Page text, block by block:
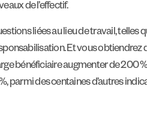
de l’effectif.
liées au lieu de travail, telles
Et vous
bénéficiaire augmenter de 200
parmi des centaines d’autres